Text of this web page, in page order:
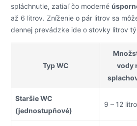
spláchnutie, zatiaľ čo moderné
až 6 litrov. Zníženie o pár litrov sa
dennej prevádzke ide o stovky litrov
Typ WC
vody
Staršie WC
(jednostupňové)
9 – 12